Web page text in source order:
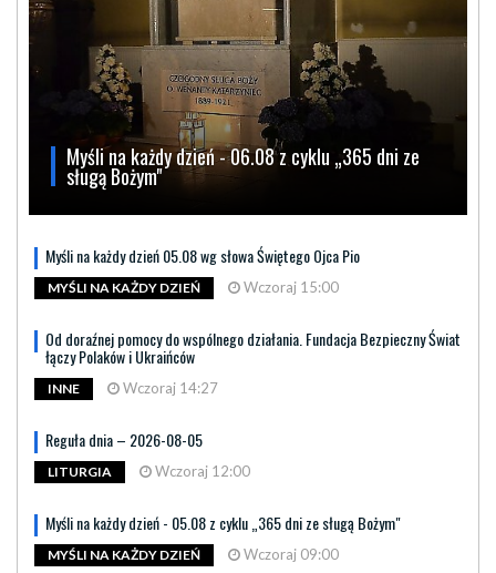
Myśli na każdy dzień - 06.08 z cyklu „365 dni ze
sługą Bożym"
Myśli na każdy dzień 05.08 wg słowa Świętego Ojca Pio
MYŚLI NA KAŻDY DZIEŃ Wczoraj 15:00
Od doraźnej pomocy do wspólnego działania. Fundacja Bezpieczny Świat
łączy Polaków i Ukraińców
INNE Wczoraj 14:27
Reguła dnia – 2026-08-05
LITURGIA Wczoraj 12:00
Myśli na każdy dzień - 05.08 z cyklu „365 dni ze sługą Bożym"
MYŚLI NA KAŻDY DZIEŃ Wczoraj 09:00